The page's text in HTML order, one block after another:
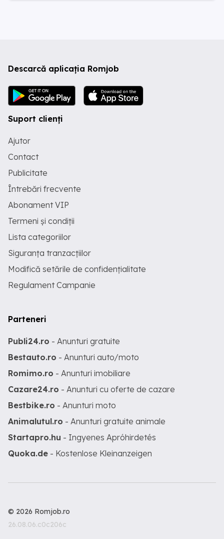
Descarcă aplicația Romjob
Suport clienți
Ajutor
Contact
Publicitate
Întrebări frecvente
Abonament VIP
Termeni și condiții
Lista categoriilor
Siguranța tranzacțiilor
Modifică setările de confidențialitate
Regulament Campanie
Parteneri
Publi24.ro - Anunturi gratuite
Bestauto.ro - Anunturi auto/moto
Romimo.ro - Anunturi imobiliare
Cazare24.ro - Anunturi cu oferte de cazare
Bestbike.ro - Anunturi moto
Animalutul.ro - Anunturi gratuite animale
Startapro.hu - Ingyenes Apróhirdetés
Quoka.de - Kostenlose Kleinanzeigen
© 2026 Romjob.ro
26.08.06.c0c206c